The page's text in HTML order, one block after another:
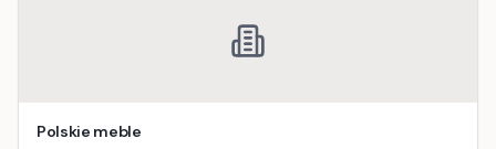
Polskie meble